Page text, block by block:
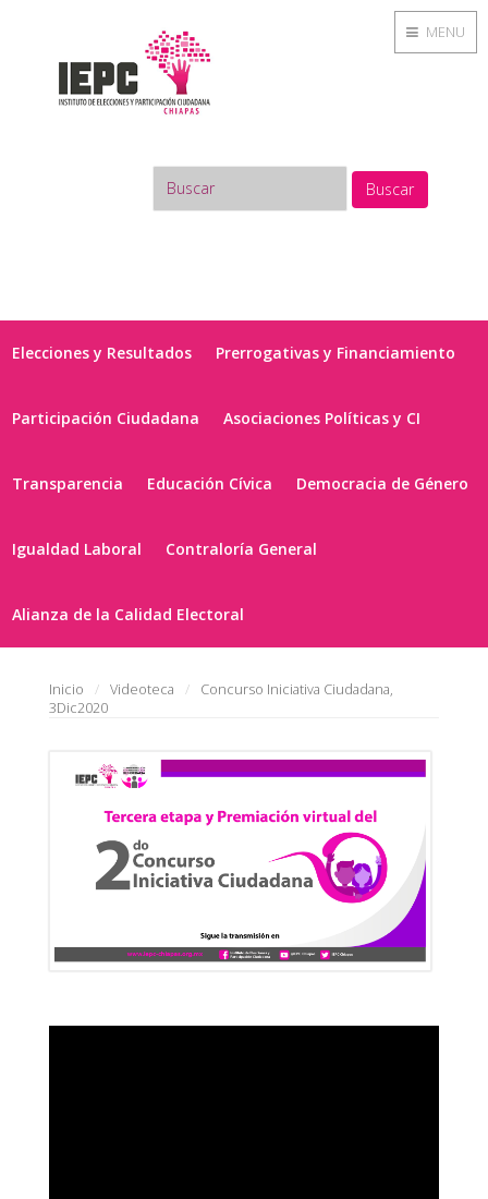
Buscar
Elecciones y Resultados Prerrogativas y Financiamiento
Participación Ciudadana Asociaciones Políticas y CI
Transparencia Educación Cívica Democracia de Género
Igualdad Laboral Contraloría General
Alianza de la Calidad Electoral
Inicio Videoteca
Concurso Iniciativa Ciudadana,
3Dic2020
MENU